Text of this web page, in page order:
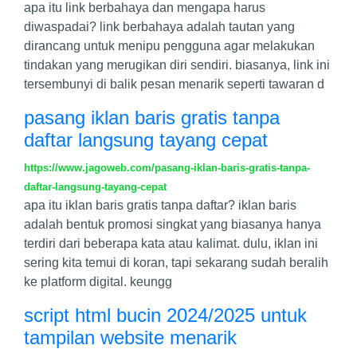
apa itu link berbahaya dan mengapa harus
diwaspadai? link berbahaya adalah tautan yang
dirancang untuk menipu pengguna agar melakukan
tindakan yang merugikan diri sendiri. biasanya, link ini
tersembunyi di balik pesan menarik seperti tawaran d
pasang iklan baris gratis tanpa
daftar langsung tayang cepat
https://www.jagoweb.com/pasang-iklan-baris-gratis-tanpa-
daftar-langsung-tayang-cepat
apa itu iklan baris gratis tanpa daftar? iklan baris
adalah bentuk promosi singkat yang biasanya hanya
terdiri dari beberapa kata atau kalimat. dulu, iklan ini
sering kita temui di koran, tapi sekarang sudah beralih
ke platform digital. keungg
script html bucin 2024/2025 untuk
tampilan website menarik